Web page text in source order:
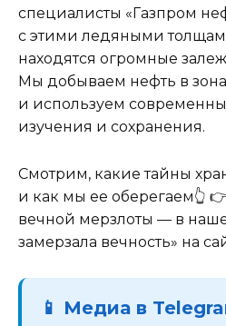
специалисты «Газпром
с этими ледяными
находятся огромные
Мы добываем нефть в
и используем
изучения и сохранения.
Смотрим, какие тайны
и как мы ее оберегаем👆
вечной мерзлоты — в
замерзала вечность» на
📱 Медиа в